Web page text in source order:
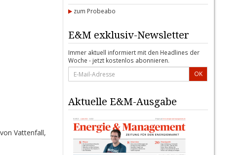
Vattenfall,
zum Probeabo
E&M exklusiv-Newsletter
Immer aktuell informiert mit den Headlines der
Woche - jetzt kostenlos abonnieren.
OK
Aktuelle E&M-Ausgabe